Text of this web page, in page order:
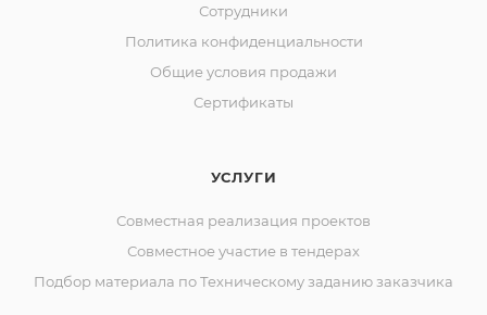
Сотрудники
Политика конфиденциальности
Общие условия продажи
Сертификаты
УСЛУГИ
Совместная реализация проектов
Совместное участие в тендерах
Подбор материала по Техническому заданию заказчика